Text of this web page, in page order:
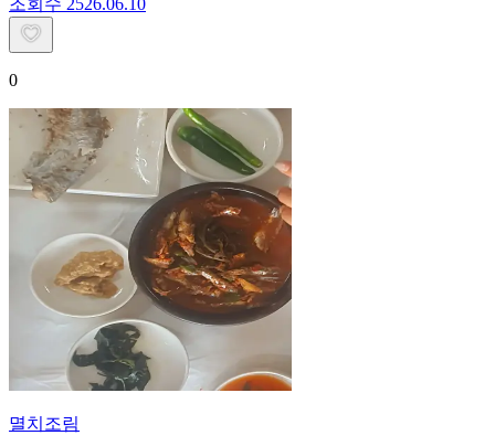
0
멸치조림